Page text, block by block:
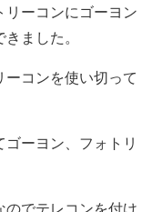
ーコンにゴーヨン
ました。
コンを使い切って
ーヨン、フォトリ
でテレコンを付け